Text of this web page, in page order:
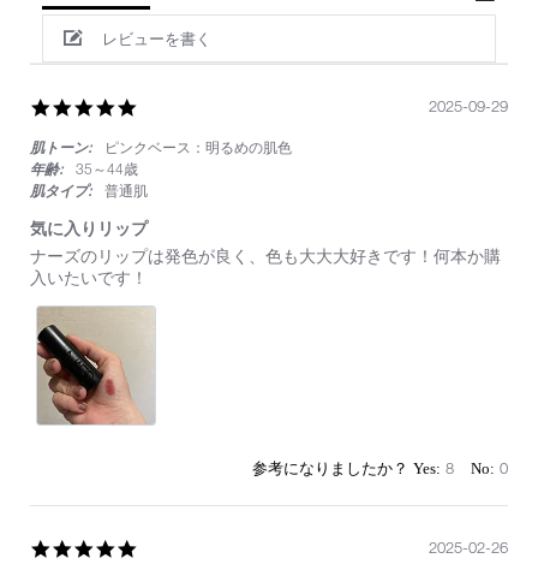
レビューを書く
rating
肌トーン:
ピンクベース：明るめの肌色
年齢:
35～44歳
肌タイプ:
普通肌
気に入りリップ
Review
by
Sep
2025
review
stating
入
り
リ
ナーズのリップは発色が良く、色も大大大好きです！何本か購
入いたいです！
2025-09-29
8 0
2025-02-26